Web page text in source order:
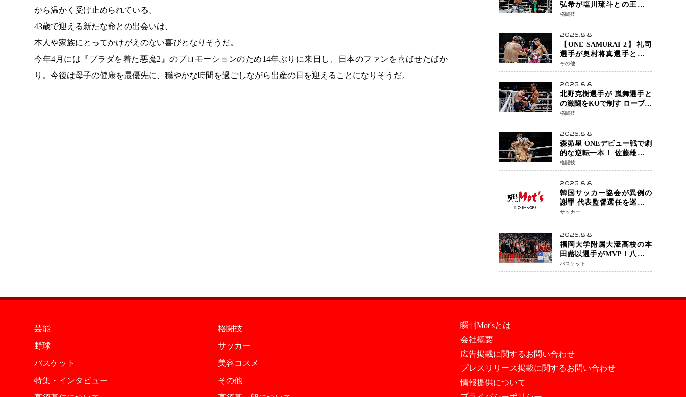
から温かく受け止められている。
43歳で迎える新たな命との出会いは、
本人や家族にとってかけがえのない喜びとなりそうだ。
今年4月には『プラダを着た悪魔2』のプロモーションのため14年ぶりに来日し、日本のファンを喜ばせたばか
り。今後は母子の健康を最優先に、穏やかな時間を過ごしながら出産の日を迎えることになりそうだ。
弘希が塩川琉斗との王者対
決を制す 圧力で主導権を握
り判定勝利
格闘技
2026.8.8
【ONE SAMURAI 2】礼司
選手が奥村将真選手との接
戦を制す カウンターと正確
な打撃で判定勝利
その他
2026.8.8
北野克樹選手が 嵐舞選手と
の激闘をKOで制す ローブロ
ーが相次ぐ波乱の展開…涙
の勝利「生まれてくる娘の
ために750万円を使いたい」
格闘技
2026.8.8
森昴星 ONEデビュー戦で劇
的な逆転一本！ 佐藤雄介の
強烈な打撃を耐え抜き、リ
アネイキッドチョークで勝
利
格闘技
2026.8.8
韓国サッカー協会が異例の
謝罪 代表監督選任を巡る疑
惑など相次ぐ問題「組織の
刷新」誓う
サッカー
2026.8.8
福岡大学附属大濠高校の本
田蕗以選手がMVP！八村塁
主宰「BLACK SAMURAI
SUMMIT 2026」で存在感
バスケット
芸能
格闘技
野球
サッカー
バスケット
美容コスメ
特集・インタビュー
その他
瞬刊Mot'sとは
会社概要
広告掲載に関するお問い合わせ
プレスリリース掲載に関するお問い合わせ
情報提供について